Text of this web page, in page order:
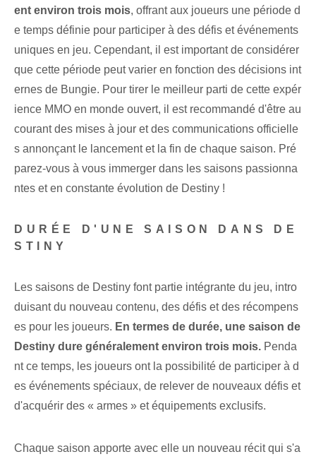
ent environ trois mois, offrant aux joueurs une période d
e temps définie pour participer à des défis et événements
uniques en jeu. Cependant, il est important de considérer
que cette période peut varier en fonction des décisions int
ernes de Bungie. Pour tirer le meilleur parti de cette expér
ience MMO en monde ouvert, il est recommandé d'être au
courant des mises à jour et des communications officielle
s annonçant le lancement et la fin de chaque saison. Pré
parez-vous à vous immerger dans les saisons passionna
ntes et en constante évolution de Destiny !
DURÉE D'UNE SAISON DANS DE
STINY
Les saisons de Destiny font partie intégrante du jeu, intro
duisant du nouveau contenu, des défis et des récompens
es pour les joueurs. En termes de durée, une saison de
Destiny dure généralement environ trois mois. Penda
nt ce temps, les joueurs ont la possibilité de participer à d
es événements spéciaux, de relever de nouveaux défis et
d'acquérir des « armes » et équipements exclusifs.
Chaque saison apporte avec elle un ⁣nouveau⁣ récit qui s'a